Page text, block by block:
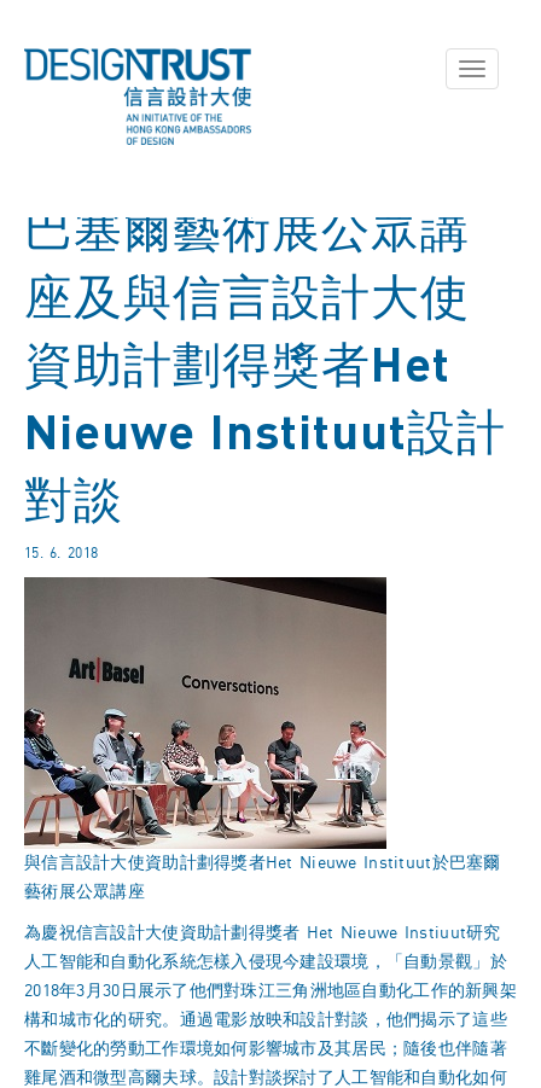
Toggle
巴塞爾藝術展公眾講
座及與信言設計大使
資助計劃得獎者Het
Nieuwe Instituut設計
對談
15. 6. 2018
與信言設計大使資助計劃得獎者Het Nieuwe Instituut於巴塞爾
藝術展公眾講座
為慶祝信言設計大使資助計劃得獎者 Het Nieuwe Instiuut研究
人工智能和自動化系統怎樣入侵現今建設環境，「自動景觀」於
2018年3月30日展示了他們對珠江三角洲地區自動化工作的新興架
構和城市化的研究。通過電影放映和設計對談，他們揭示了這些
不斷變化的勞動工作環境如何影響城市及其居民；隨後也伴隨著
雞尾酒和微型高爾夫球。設計對談探討了人工智能和自動化如何